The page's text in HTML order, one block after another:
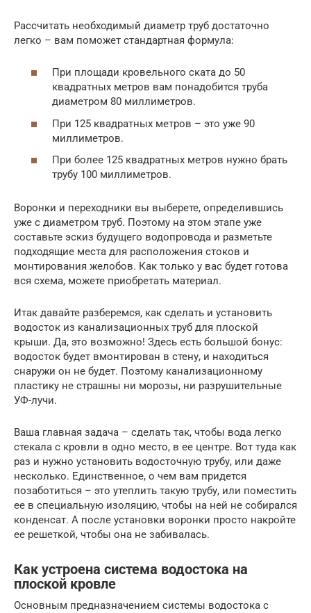
Рассчитать необходимый диаметр труб достаточно
легко – вам поможет стандартная формула:
При площади кровельного ската до 50
квадратных метров вам понадобится труба
диаметром 80 миллиметров.
При 125 квадратных метров – это уже 90
миллиметров.
При более 125 квадратных метров нужно брать
трубу 100 миллиметров.
Воронки и переходники вы выберете, определившись
уже с диаметром труб. Поэтому на этом этапе уже
составьте эскиз будущего водопровода и разметьте
подходящие места для расположения стоков и
монтирования желобов. Как только у вас будет готова
вся схема, можете приобретать материал.
Итак давайте разберемся, как сделать и установить
водосток из канализационных труб для плоской
крыши. Да, это возможно! Здесь есть большой бонус:
водосток будет вмонтирован в стену, и находиться
снаружи он не будет. Поэтому канализационному
пластику не страшны ни морозы, ни разрушительные
УФ-лучи.
Ваша главная задача – сделать так, чтобы вода легко
стекала с кровли в одно место, в ее центре. Вот туда как
раз и нужно установить водосточную трубу, или даже
несколько. Единственное, о чем вам придется
позаботиться – это утеплить такую трубу, или поместить
ее в специальную изоляцию, чтобы на ней не собирался
конденсат. А после установки воронки просто накройте
ее решеткой, чтобы она не забивалась.
Как устроена система водостока на
плоской кровле
Основным предназначением системы водостока с